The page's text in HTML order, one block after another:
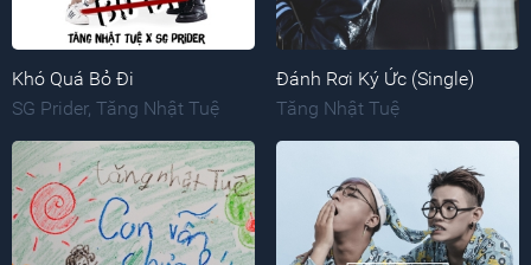
Khó Quá Bỏ Đi
SG Prider, Tăng Nhật Tuệ
Đánh Rơi Ký Ức (Single)
Tăng Nhật Tuệ